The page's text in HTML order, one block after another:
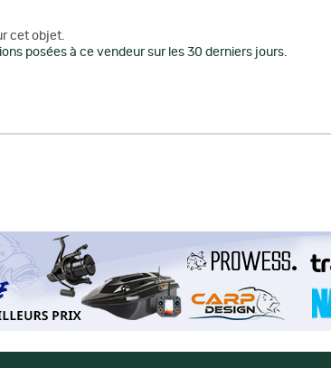
cet objet.
posées à ce vendeur sur les 30 derniers jours.